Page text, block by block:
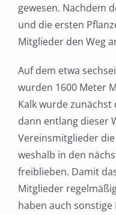
gewesen. Nachdem
und die ersten
Mitglieder den Weg
Auf dem etwa
wurden 1600 Meter
Kalk wurde zunächst
dann entlang dieser
Vereinsmitglieder
weshalb in den
freiblieben. Damit
Mitglieder
haben auch